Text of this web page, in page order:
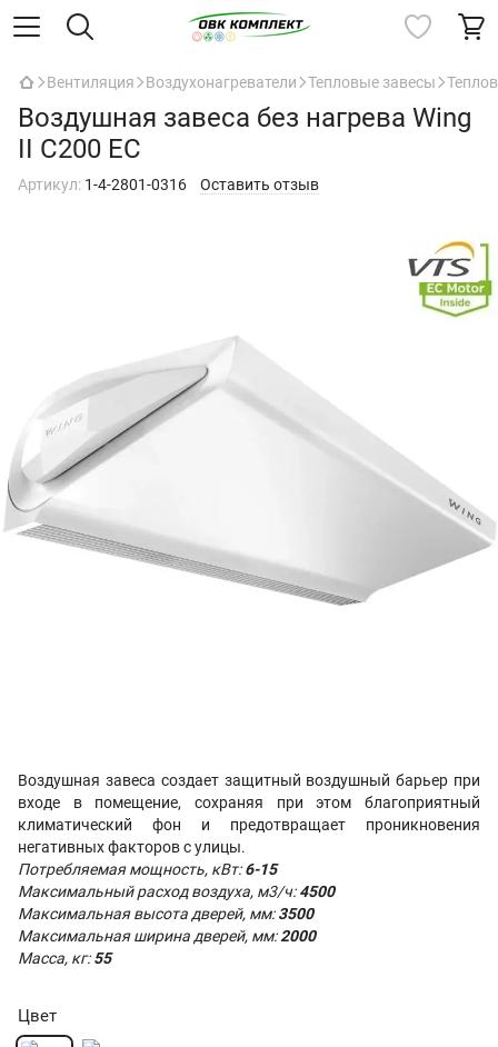
Вентиляция Воздухонагреватели Тепловые завесы
Воздушная завеса без нагрева Wing
II C200 EC
Артикул: 1-4-2801-0316 Оставить отзыв
Воздушная завеса создает защитный воздушный барьер при
входе в помещение, сохраняя при этом благоприятный
климатический фон и предотвращает проникновения
негативных факторов с улицы.
Потребляемая мощность, кВт:6-15
Максимальный расход воздуха, м3/ч:4500
Максимальная высота дверей, мм:3500
Максимальная ширина дверей, мм:2000
Масса, кг:55
Цвет